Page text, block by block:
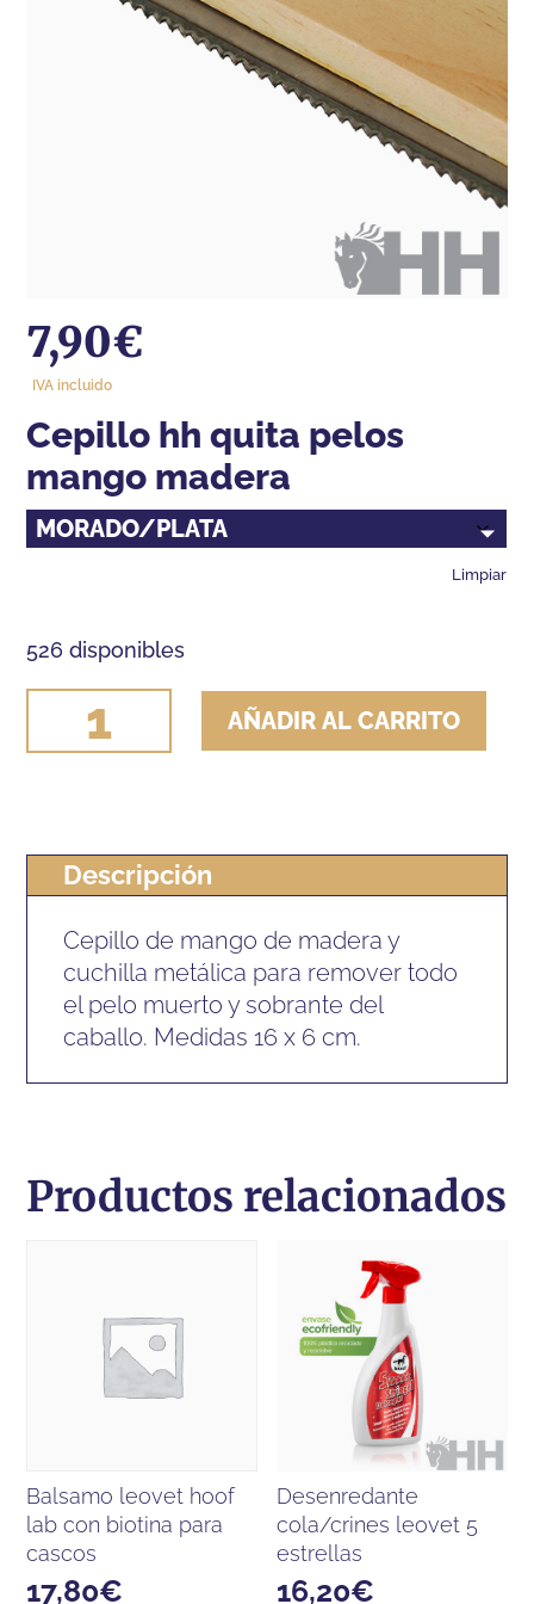
7,90€
IVA incluido
cepillo hh quita pelos
mango madera
Limpiar
526 disponibles
CEPILLO
MANGO
MADERA
cantidad
AÑADIR AL CARRITO
Descripción
Cepillo de mango de madera y
cuchilla metálica para remover todo
el pelo muerto y sobrante del
caballo. Medidas 16 x 6 cm.
Productos relacionados
balsamo leovet hoof
lab con biotina para
cascos
17,80€
desenredante
cola/crines leovet 5
estrellas
16,20€